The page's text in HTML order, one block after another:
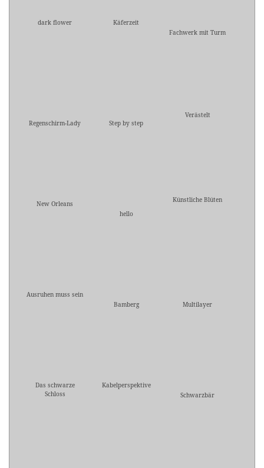
dark flower
Käferzeit
Fachwerk mit Turm
Regenschirm-Lady Step by step
Verästelt
New Orleans
hello
Künstliche Blüten
Ausruhen muss sein
Bamberg
Multilayer
Das schwarze
Schloss
Kabelperspektive
Schwarzbär